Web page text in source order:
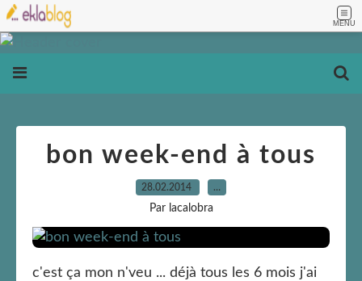
MENU
bon week-end à tous
28.02.2014 …
Par lacalobra
c'est ça mon n'veu ... déjà tous les 6 mois j'ai